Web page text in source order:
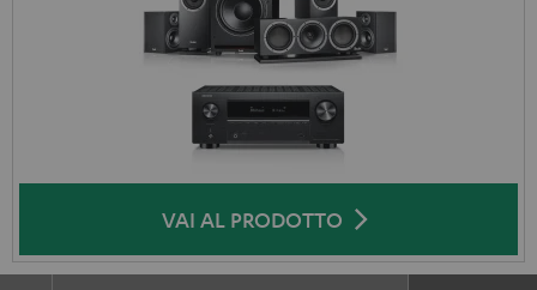
VAI AL PRODOTTO